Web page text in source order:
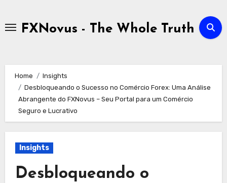
contentFXNovus - The Whole Truth
Home
Insights
Desbloqueando o Sucesso no Comércio Forex: Uma Análise
Abrangente do FXNovus – Seu Portal para um Comércio
Seguro e Lucrativo
Insights
Desbloqueando o